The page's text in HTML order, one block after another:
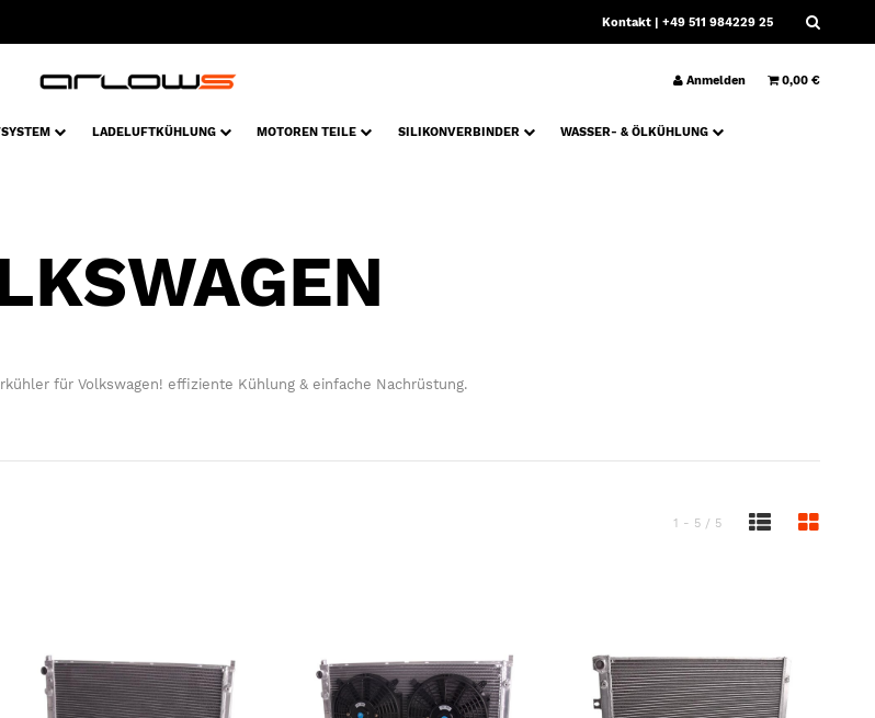
Kontakt | +49 511 984229 25
Anmelden 0,00 €
LADELUFTKÜHLUNG MOTOREN TEILE SILIKONVERBINDER
WASSER- & ÖLKÜHLUNG
für Volkswagen! effiziente Kühlung & einfache Nachrüstung.
1 - 5 / 5